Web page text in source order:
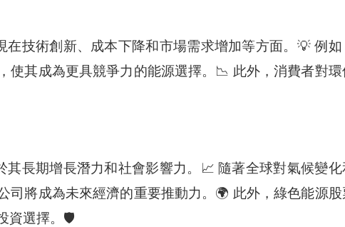
在技術創新、成本下降和市場需求增加等方面。💡 例如
使其成為更具競爭力的能源選擇。📉 此外，消費者對環
其長期增長潛力和社會影響力。📈 隨著全球對氣候變化
司將成為未來經濟的重要推動力。🌍 此外，綠色能源股
資選擇。🛡️